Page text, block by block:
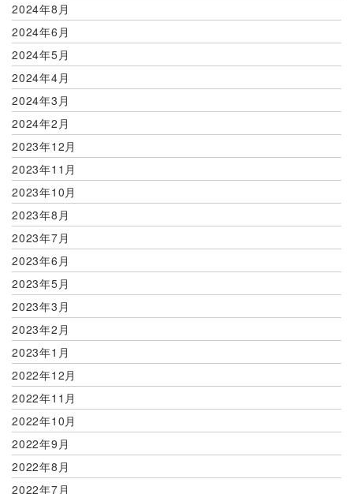
2024年8月
2024年6月
2024年5月
2024年4月
2024年3月
2024年2月
2023年12月
2023年11月
2023年10月
2023年8月
2023年7月
2023年6月
2023年5月
2023年3月
2023年2月
2023年1月
2022年12月
2022年11月
2022年10月
2022年9月
2022年8月
2022年7月